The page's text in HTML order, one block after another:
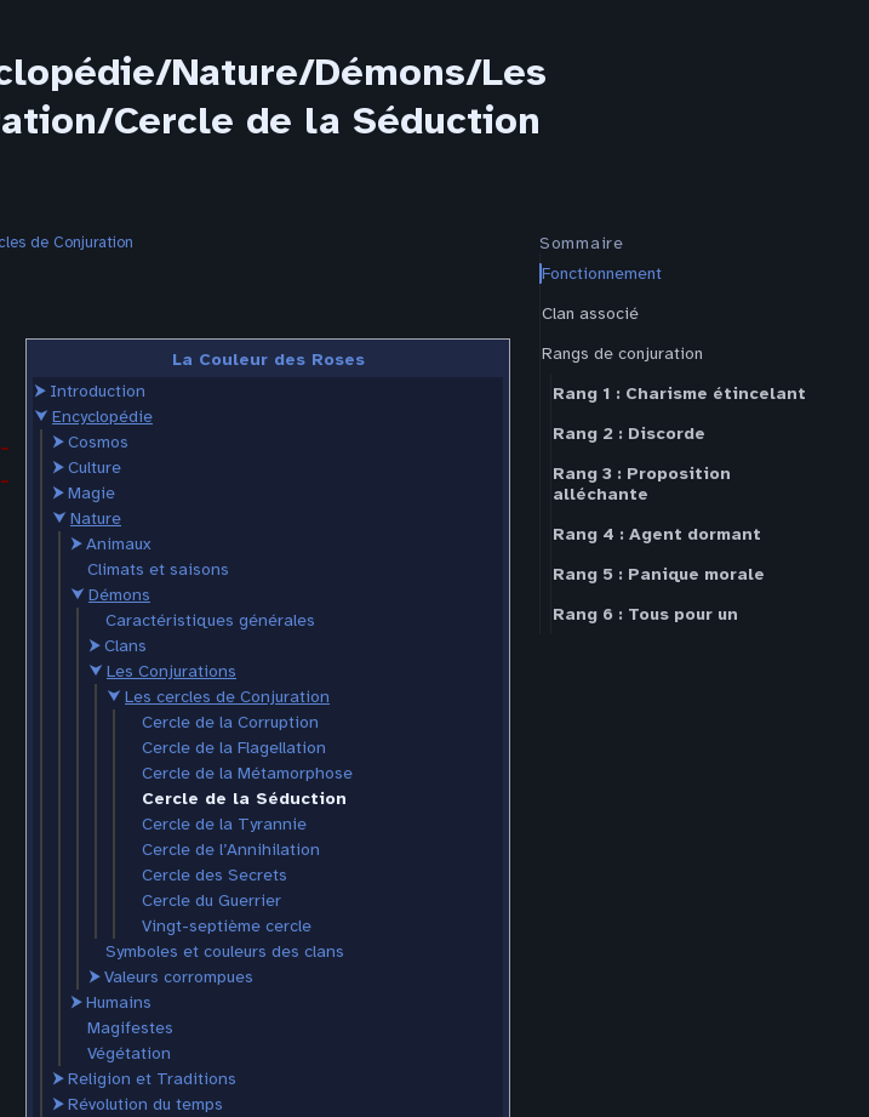
Nature/Démons/Les
Cercle de la Séduction
de Conjuration
La Couleur des Roses
⮞ Introduction
⮟ Encyclopédie
⮞Cosmos
⮞Culture
⮞Magie
⮟ Nature
⮞Animaux
Climats et saisons
⮟ Démons
Caractéristiques générales
⮞Clans
⮟ Les Conjurations
⮟ Les cercles de Conjuration
Cercle de la Corruption
Cercle de la Flagellation
Cercle de la Métamorphose
Cercle de la Séduction
Cercle de la Tyrannie
Cercle de l’Annihilation
Cercle des Secrets
Cercle du Guerrier
Vingt-septième cercle
Symboles et couleurs des clans
⮞Valeurs corrompues
⮞Humains
Magifestes
Végétation
⮞Religion et Traditions
⮞Révolution du temps
Sommaire
Fonctionnement
Clan associé
Rangs de conjuration
Rang 1 : Charisme étincelant
Rang 2 : Discorde
Rang 3 : Proposition
alléchante
Rang 4 : Agent dormant
Rang 5 : Panique morale
Rang 6 : Tous pour un